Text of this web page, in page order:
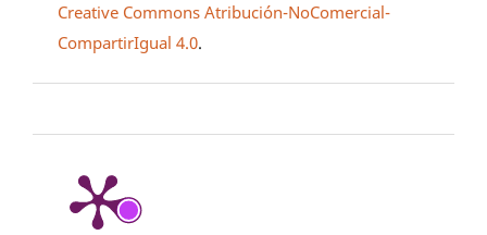
Creative Commons Atribución-NoComercial-
CompartirIgual 4.0.